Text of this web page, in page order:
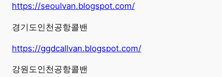
https://seoulvan.blogspot.com/
경기도인천공항콜밴
https://ggdcallvan.blogspot.com/
강원도인천공항콜밴